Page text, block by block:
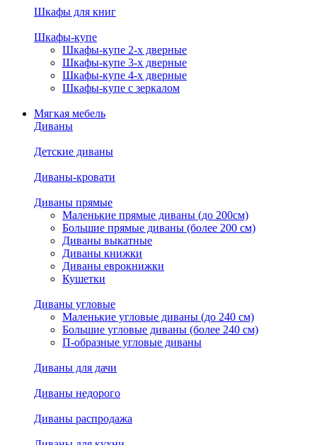
Шкафы для книг
Шкафы-купе
Шкафы-купе 2-х дверные
Шкафы-купе 3-х дверные
Шкафы-купе 4-х дверные
Шкафы-купе с зеркалом
Мягкая мебель
Диваны
Детские диваны
Диваны-кровати
Диваны прямые
Маленькие прямые диваны (до 200см)
Большие прямые диваны (более 200 см)
Диваны выкатные
Диваны книжки
Диваны еврокнижки
Кушетки
Диваны угловые
Маленькие угловые диваны (до 240 см)
Большие угловые диваны (более 240 см)
П-образные угловые диваны
Диваны для дачи
Диваны недорого
Диваны распродажа